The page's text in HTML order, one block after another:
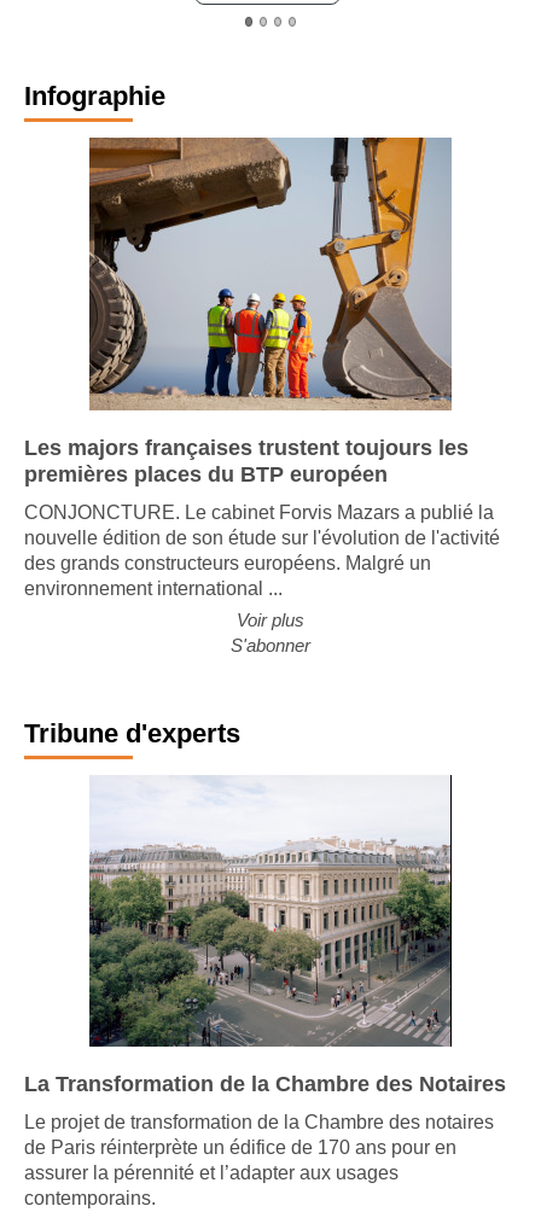
Infographie
Les majors françaises trustent toujours les
premières places du BTP européen
CONJONCTURE. Le cabinet Forvis Mazars a publié la
nouvelle édition de son étude sur l'évolution de l'activité
des grands constructeurs européens. Malgré un
environnement international ...
Voir plus
S'abonner
Tribune d'experts
La Transformation de la Chambre des Notaires
Le projet de transformation de la Chambre des notaires
de Paris réinterprète un édifice de 170 ans pour en
assurer la pérennité et l’adapter aux usages
contemporains.